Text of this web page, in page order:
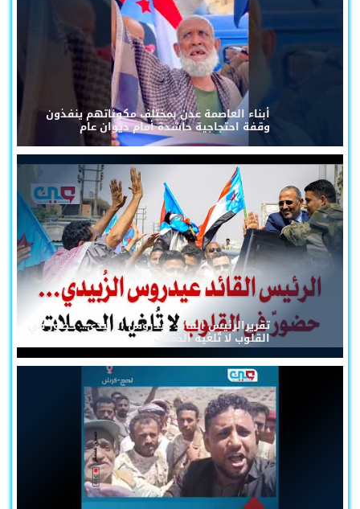
أبناء العاصمة عدن بمختلف مكوناتهم ينفذون
وقفة احتجاجية حاشدة أمام ديوان عام
تقريرالرئيس القائد عيدروس الزُبيدي... حضورٌ في
القلوب لا تُلغيه الحملات